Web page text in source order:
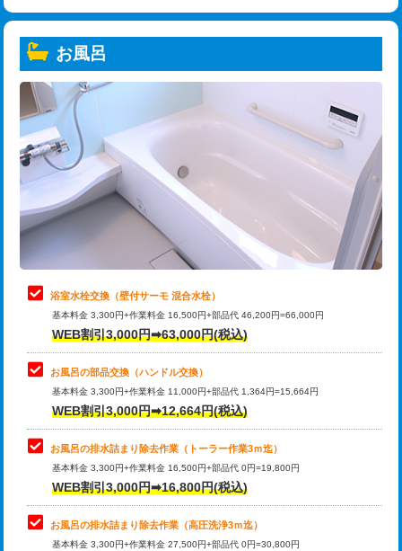
トーラー機使用/3mまで
追加トーラー機使用/3m超え
カメラ調査 33,000円
桝清掃 8,800円
止水・漏水調査・防水処理・清掃・修
理・調整・分解・加工など（軽作業）
止水・漏水調査・防水処理・清掃・修
理・調整・分解・加工など（中作業）
22,000円
止水・漏水調査・防水処理・清掃・修
理・調整・分解・加工など（重作業）
33,000円
トイレタンク脱着
トイレ便器脱着
タンクレストイレ脱着 33,000円
小便器トイレ脱着
その他部品の脱着 8,800円～
お風呂
浴室水栓交換（壁付サーモ 混合水栓）
基本料金 3,300円+作業料金 16,500円+部品代 46,200円=66,000円
WEB割引3,000円➡63,000円(税込)
お風呂の部品交換（ハンドル交換）
基本料金 3,300円+作業料金 11,000円+部品代 1,364円=15,664円
WEB割引3,000円➡12,664円(税込)
お風呂の排水詰まり除去作業（トーラー作業3ｍ迄）
基本料金 3,300円+作業料金 16,500円+部品代 0円=19,800円
WEB割引3,000円➡16,800円(税込)
お風呂の排水詰まり除去作業（高圧洗浄3ｍ迄）
基本料金 3,300円+作業料金 27,500円+部品代 0円=30,800円